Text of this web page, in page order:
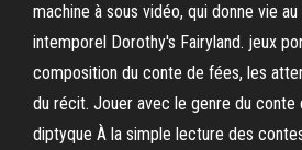
machine à sous vidéo, qui donne vie
intemporel Dorothy's Fairyland. jeux
composition du conte de fées, les
du récit. Jouer avec le genre du conte
diptyque À la simple lecture des